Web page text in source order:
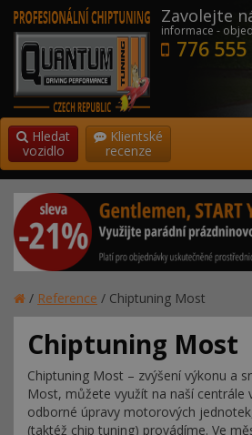
Zavolejte
informace -
776 555
Hledat
vozidlo
Klientské
recenze
/ Reference / Chiptuning Most
Chiptuning Most
Chiptuning Most – zvýšení výkonu a
Most, můžete využít na naší centrále
odborné úpravy motorových
(taktéž chip tuning) provádíme. Ve